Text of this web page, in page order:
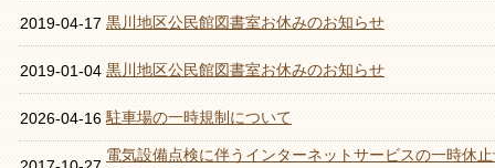
2019-04-17 黒川地区公民館図書室お休みのお知らせ
2019-01-04 黒川地区公民館図書室お休みのお知らせ
2026-04-16 駐車場の一時規制について
電気設備点検に伴うインターネットサービスの一時休